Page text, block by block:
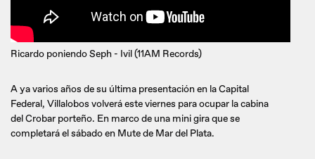
Ricardo poniendo Seph - Ivil (11AM Records)
A ya varios años de su última presentación en la Capital
Federal, Villalobos volverá este viernes para ocupar la cabina
del Crobar porteño. En marco de una mini gira que se
completará el sábado en Mute de Mar del Plata.